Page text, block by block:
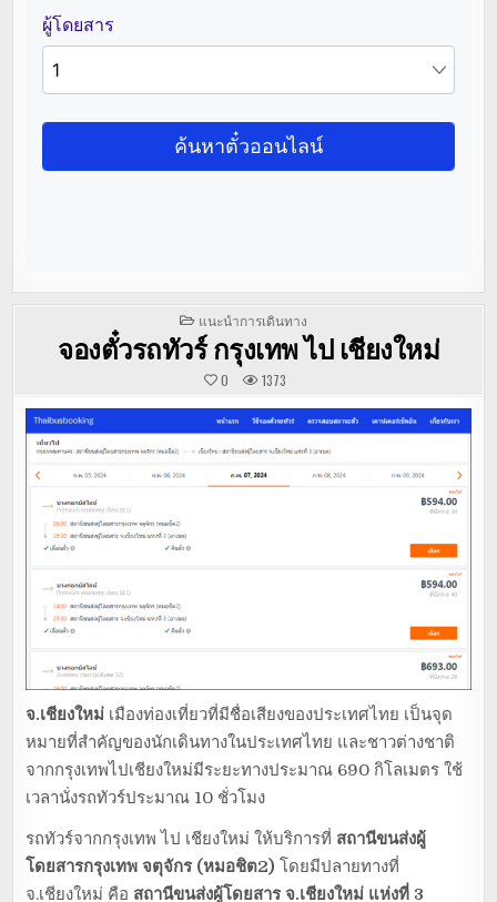
POSTED
IN
แนะนำการเดินทาง
จองตั๋วรถทัวร์ กรุงเทพ ไป เชียงใหม่
0 1373
จ.เชียงใหม่ เมืองท่องเที่ยวที่มีชื่อเสียงของประเทศไทย เป็นจุด
หมายที่สำคัญของนักเดินทางในประเทศไทย และชาวต่างชาติ
จากกรุงเทพไปเชียงใหม่มีระยะทางประมาณ 690 กิโลเมตร ใช้
เวลานั่งรถทัวร์ประมาณ 10 ชั่วโมง
รถทัวร์จากกรุงเทพ ไป เชียงใหม่ ให้บริการที่ สถานีขนส่งผู้
โดยสารกรุงเทพ จตุจักร (หมอชิต2) โดยมีปลายทางที่
จ.เชียงใหม่ คือ สถานีขนส่งผู้โดยสาร จ.เชียงใหม่ แห่งที่ 3